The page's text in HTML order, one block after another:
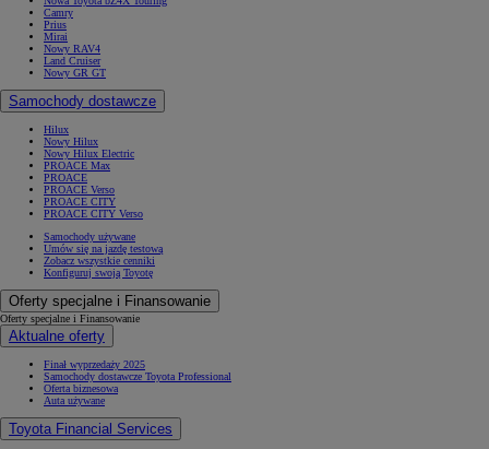
Camry
Prius
Mirai
Nowy RAV4
Land Cruiser
Nowy GR GT
Samochody dostawcze
Hilux
Nowy Hilux
Nowy Hilux Electric
PROACE Max
PROACE
PROACE Verso
PROACE CITY
PROACE CITY Verso
Samochody używane
Umów się na jazdę testową
Zobacz wszystkie cenniki
Konfiguruj swoją Toyotę
Oferty specjalne i Finansowanie
Oferty specjalne i Finansowanie
Aktualne oferty
Finał wyprzedaży 2025
Samochody dostawcze Toyota Professional
Oferta biznesowa
Auta używane
Toyota Financial Services